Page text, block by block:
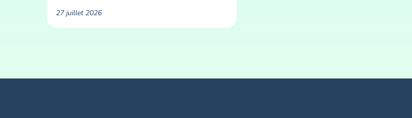
27 juillet 2026